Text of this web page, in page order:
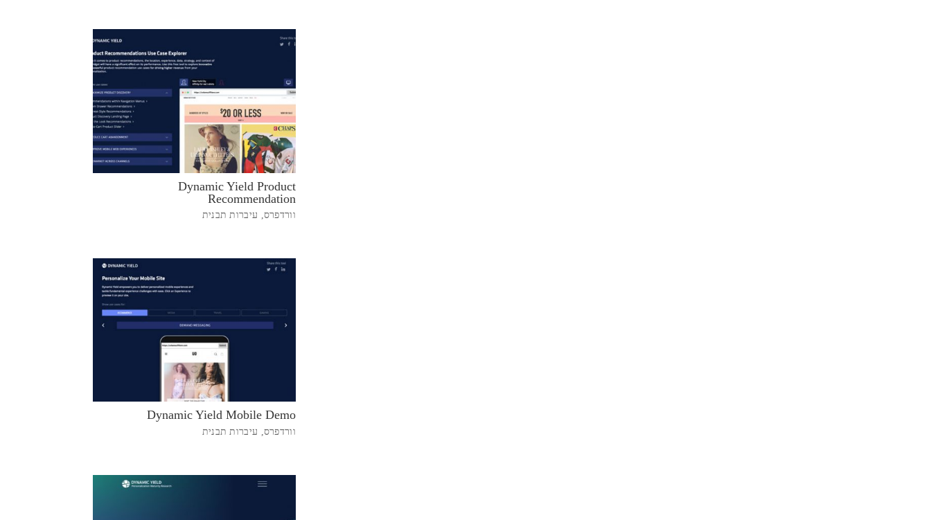
Dynamic Yield Product
Recommendation
וורדפרס, עיברות תבנית
Dynamic Yield Mobile Demo
וורדפרס, עיברות תבנית